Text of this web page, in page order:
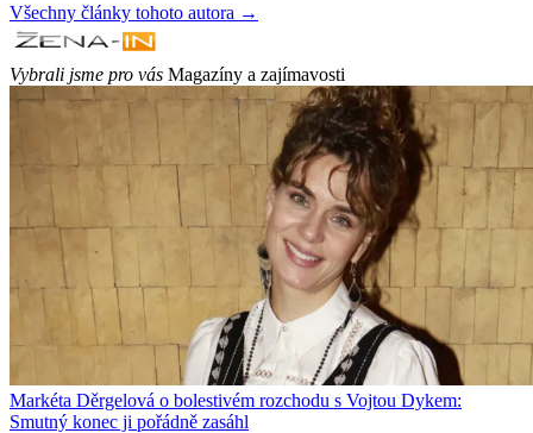
Všechny články tohoto autora →
Vybrali jsme pro vás Magazíny a zajímavosti
Markéta Děrgelová o bolestivém rozchodu s Vojtou Dykem:
Smutný konec ji pořádně zasáhl